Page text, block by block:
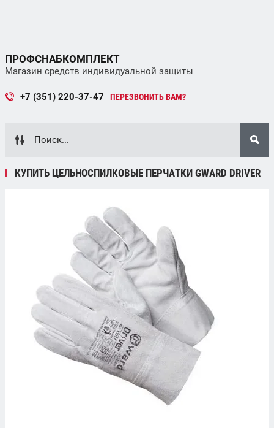
ПРОФСНАБКОМПЛЕКТ
Магазин средств индивидуальной защиты
+7 (351) 220-37-47 ПЕРЕЗВОНИТЬ ВАМ?
КУПИТЬ ЦЕЛЬНОСПИЛКОВЫЕ ПЕРЧАТКИ GWARD DRIVER